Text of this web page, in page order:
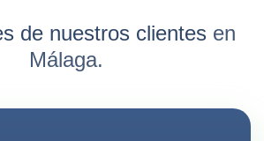
de nuestros clientes en
Málaga.